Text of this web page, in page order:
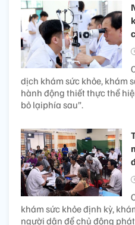
dịch khám sức khỏe, khám
hành động thiết thực thể
bỏ lạiphía sau”.
khám sức khỏe định kỳ,
người dân để chủ động